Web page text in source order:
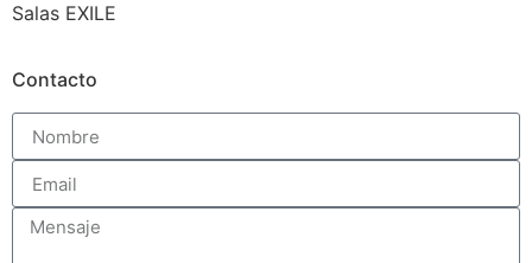
Salas EXILE
Contacto